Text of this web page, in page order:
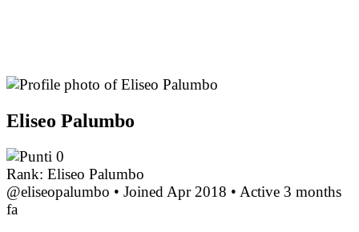
Eliseo Palumbo
0
Rank: Eliseo Palumbo
@eliseopalumbo • Joined Apr 2018 • Active 3 months
fa